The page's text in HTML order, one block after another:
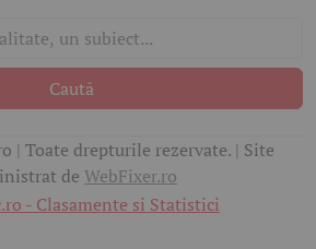
Caută
| Toate drepturile rezervate. | Site
de WebFixer.ro